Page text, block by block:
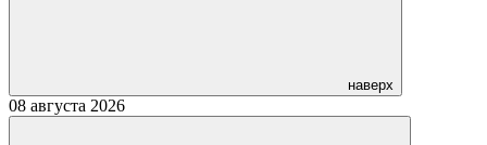
наверх
08 августа 2026